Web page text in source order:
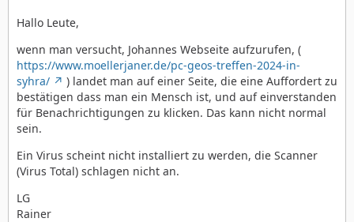
Hallo Leute,
wenn man versucht, Johannes Webseite aufzurufen, (
https://www.moellerjaner.de/pc-geos-treffen-2024-in-
syhra/
) landet man auf einer Seite, die eine Auffordert zu
bestätigen dass man ein Mensch ist, und auf einverstanden
für Benachrichtigungen zu klicken. Das kann nicht normal
sein.
Ein Virus scheint nicht installiert zu werden, die Scanner
(Virus Total) schlagen nicht an.
LG
Rainer